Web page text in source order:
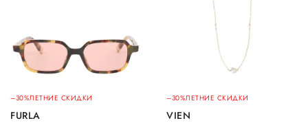
–30%ЛЕТНИЕ СКИДКИ
FURLA
–30%ЛЕТНИЕ СКИДКИ
VIEN